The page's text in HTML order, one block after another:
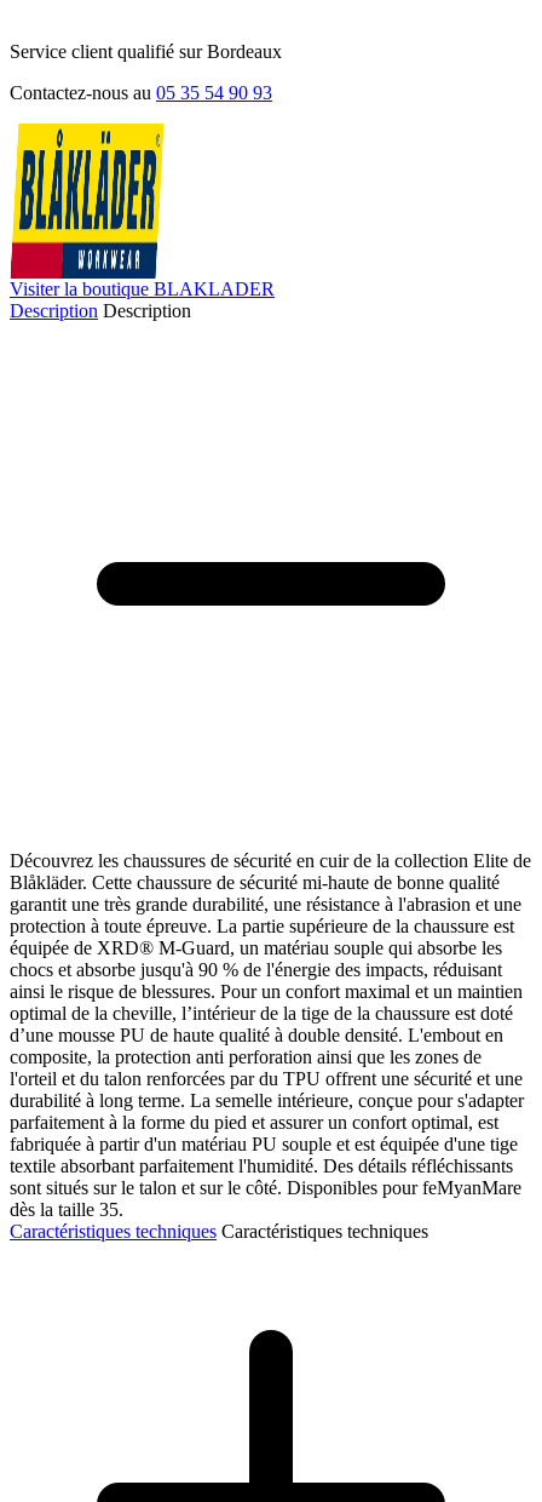
Service client qualifié sur Bordeaux
Contactez-nous au 05 35 54 90 93
Visiter la boutique BLAKLADER
Description Description
Découvrez les chaussures de sécurité en cuir de la collection Elite de
Blåkläder. Cette chaussure de sécurité mi-haute de bonne qualité
garantit une très grande durabilité, une résistance à l'abrasion et une
protection à toute épreuve. La partie supérieure de la chaussure est
équipée de XRD® M-Guard, un matériau souple qui absorbe les
chocs et absorbe jusqu'à 90 % de l'énergie des impacts, réduisant
ainsi le risque de blessures. Pour un confort maximal et un maintien
optimal de la cheville, l’intérieur de la tige de la chaussure est doté
d’une mousse PU de haute qualité à double densité. L'embout en
composite, la protection anti perforation ainsi que les zones de
l'orteil et du talon renforcées par du TPU offrent une sécurité et une
durabilité à long terme. La semelle intérieure, conçue pour s'adapter
parfaitement à la forme du pied et assurer un confort optimal, est
fabriquée à partir d'un matériau PU souple et est équipée d'une tige
textile absorbant parfaitement l'humidité. Des détails réfléchissants
sont situés sur le talon et sur le côté. Disponibles pour feMyanMare
dès la taille 35.
Caractéristiques techniques Caractéristiques techniques